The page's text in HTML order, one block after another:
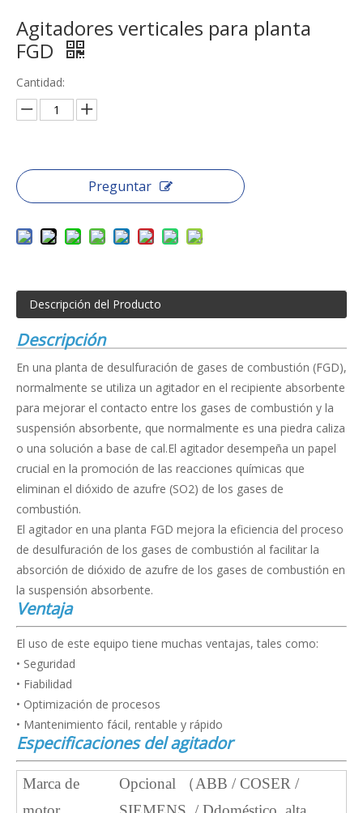
Agitadores verticales para planta
FGD
Cantidad:
Preguntar
Descripción del Producto
Descripción
En una planta de desulfuración de gases de combustión (FGD),
normalmente se utiliza un agitador en el recipiente absorbente
para mejorar el contacto entre los gases de combustión y la
suspensión absorbente, que normalmente es una piedra caliza
o una solución a base de cal.El agitador desempeña un papel
crucial en la promoción de las reacciones químicas que
eliminan el dióxido de azufre (SO2) de los gases de
combustión.
El agitador en una planta FGD mejora la eficiencia del proceso
de desulfuración de los gases de combustión al facilitar la
absorción de dióxido de azufre de los gases de combustión en
la suspensión absorbente.
Ventaja
El uso de este equipo tiene muchas ventajas, tales como:
• Seguridad
• Fiabilidad
• Optimización de procesos
• Mantenimiento fácil, rentable y rápido
Especificaciones del agitador
Marca de
Opcional （ ABB / COSER /